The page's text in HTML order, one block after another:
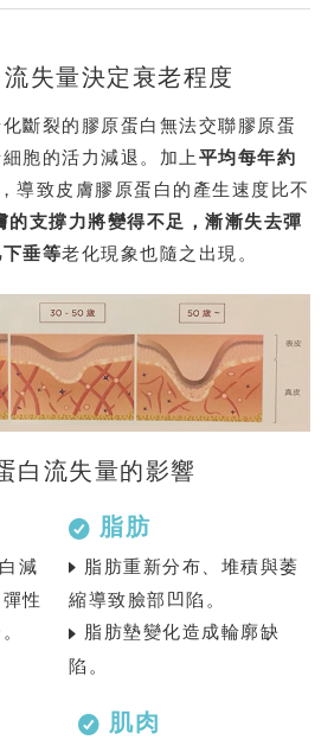
失量決定衰⽼程度
斷裂的膠原蛋⽩無法交聯膠原蛋
胞的活⼒減退。加上平均每年約
，導致⽪膚膠原蛋⽩的產⽣速度⽐不
的⽀撐⼒將變得不⾜，漸漸失去彈
垂等⽼化現象也隨之出現。
⽩流失量的影響
減
性
脂肪
脂肪重新分布、堆積與萎
縮導致臉部凹陷。
脂肪墊變化造成輪廓缺
陷。
肌⾁